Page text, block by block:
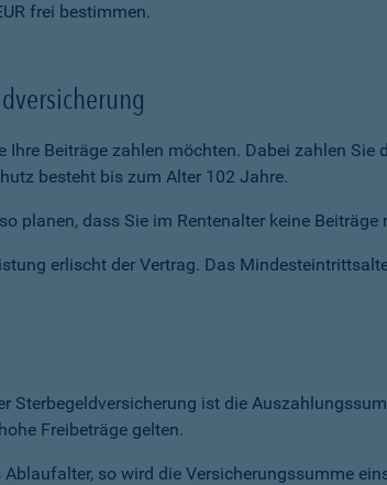
frei bestimmen.
Ihre Beiträge zahlen möchten. Dabei zahlen
besteht bis zum Alter 102 Jahre.
planen, dass Sie im Renten­alter keine Beiträge
erlischt der Vertrag. Das
Sterbegeldversicherung ist die
Freibeträge gelten.
Ablaufalter, so wird die Versicherungssumme